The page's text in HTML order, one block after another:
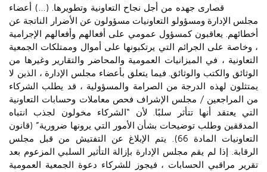
قصارى جهده من أجل نجاح التعاونية وتطويرها. (…) أعضاء
مجلس الإدارة ومسؤولو التعاونيات مسؤولون عن الأضرار الناتجة عن
أخطائهم. يعاقبون كمسؤول عمومي على أفعالهم وأفعالهم الإجرامية
، وخاصة على الجرائم التي يرتكبونها على أموال وممتلكات الجمعية
التعاونية ، في الميزانيات العمومية والمحاضر والتقارير وغيرها من
الوثائق والكتب والوثائق. فيما يتعلق بأعضاء مجلس الإدارة ، الذين لا
يمتثلون لهذه الدرجة من الصرامة والمسؤولية ، قد يطلب الشركاء
من المراجعين / مجلس الإشراف فحص معاملات وحسابات التعاونية
التي يعتقد أنها تتأثر سلبًا. لأن “الشركاء مخولون لجذب انتباه
المدققين وطلب توضيحات بشأن الأمور التي يرونها ضرورية” (قانون
التعاونيات المادة 66). يتم الإبلاغ عن التفتيش من قبل مجلس
الرقابة. إذا لم يقم مجلس الإدارة بإزالة التأثير السلبي المزعوم بعد
تقرير مراقبي الحسابات ، فيجوز للشركاء دعوة الجمعية العمومية